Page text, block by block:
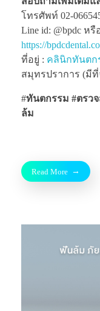
โทรศัพท์ 02-
Line id: @bpdc หรื
https://
ที่อยู่ : คลินิกทันตก
สมุทรปราการ (มี
#ทันตกรรม #ตรว
ล้ม
Read More